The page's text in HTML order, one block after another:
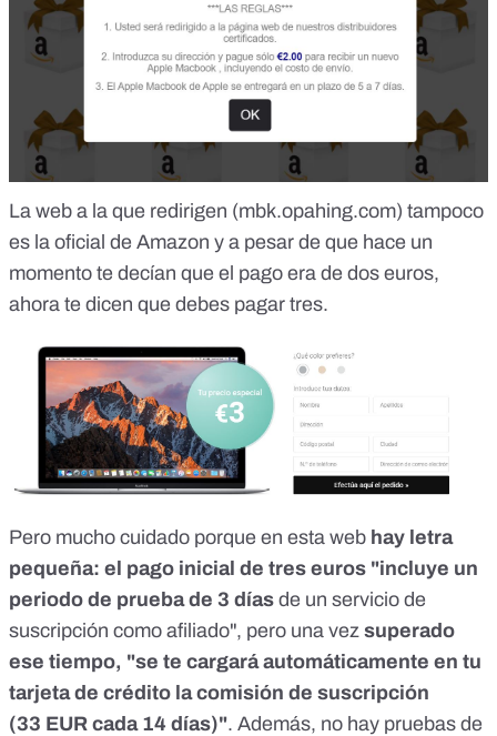
La web a la que redirigen (mbk.opahing.com) tampoco
es la oficial de Amazon y a pesar de que hace un
momento te decían que el pago era de dos euros,
ahora te dicen que debes pagar tres.
Pero mucho cuidado porque en esta web hay letra
pequeña: el pago inicial de tres euros "incluye un
periodo de prueba de 3 días de un servicio de
suscripción como afiliado", pero una vez superado
ese tiempo, "se te cargará automáticamente en tu
tarjeta de crédito la comisión de suscripción
(33 EUR cada 14 días)". Además, no hay pruebas de